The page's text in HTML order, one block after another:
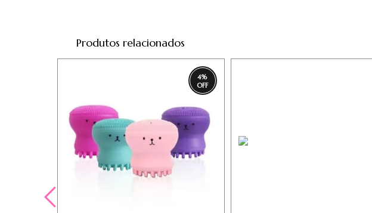
Produtos relacionados
4%